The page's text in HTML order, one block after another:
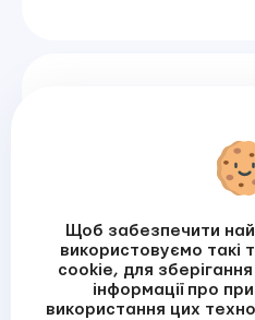
Щоб забезпечити
використовуємо такі
cookie, для
інформації про
використання цих
Я прочитала /